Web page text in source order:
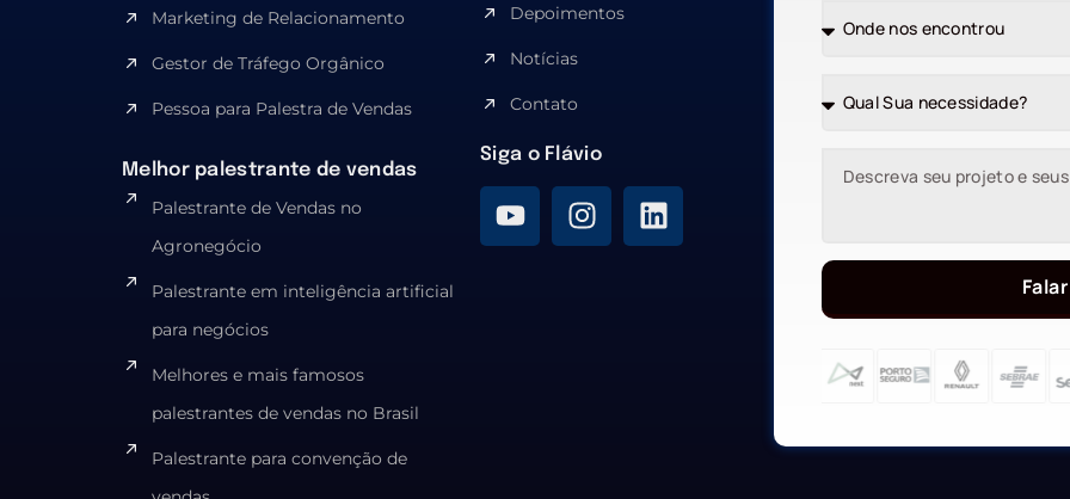
Marketing de Relacionamento
Gestor de Tráfego Orgânico
Pessoa para Palestra de Vendas
Melhor palestrante de vendas
Palestrante de Vendas no
Agronegócio
Palestrante em inteligência artificial
para negócios
Melhores e mais famosos
palestrantes de vendas no Brasil
Palestrante para convenção de
Depoimentos
Notícias
Contato
Siga o Flávio